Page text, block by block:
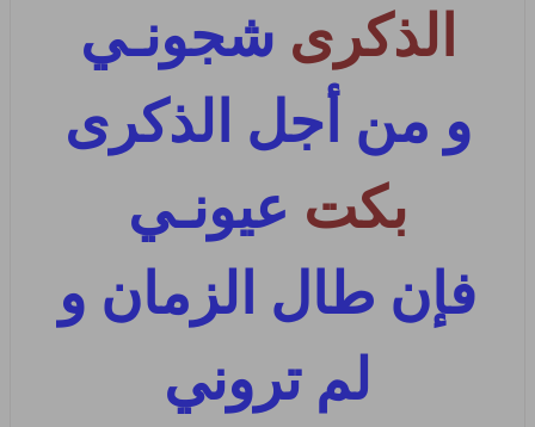
الذكرى شجونـي
و من أجل الذكرى
بكت عيونـي
فإن طال الزمان و
لم تروني